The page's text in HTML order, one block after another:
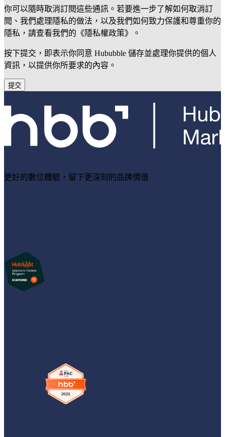
你可以隨時取消訂閱這些通訊。若要進一步了解如何取消訂
閱、我們處理隱私的做法，以及我們如何致力保護和尊重你的
隱私，請查看我們的《隱私權政策》。
按下提交，即表示你同意 Hububble 儲存並處理你提供的個人
資訊，以提供你所要求的內容。
更好的數位體驗，留下更深刻的品牌價值